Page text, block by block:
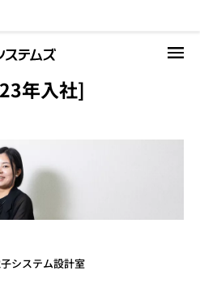
年入社]
システム設計室